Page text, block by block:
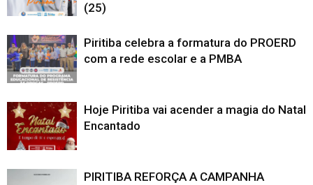
(25)
Piritiba celebra a formatura do PROERD
com a rede escolar e a PMBA
Hoje Piritiba vai acender a magia do Natal
Encantado
PIRITIBA REFORÇA A CAMPANHA